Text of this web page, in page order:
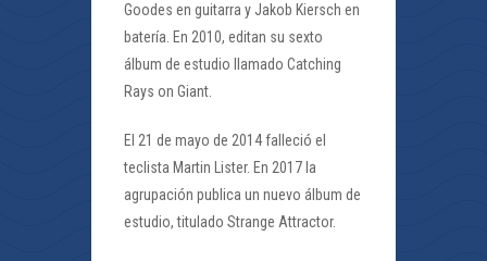
Goodes en guitarra y Jakob Kiersch en
batería. En 2010, editan su sexto
álbum de estudio llamado Catching
Rays on Giant.
El 21 de mayo de 2014 falleció el
teclista Martin Lister. En 2017 la
agrupación publica un nuevo álbum de
estudio, titulado Strange Attractor.